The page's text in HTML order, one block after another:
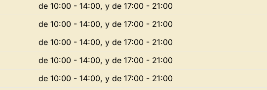
de 10:00 - 14:00, y de 17:00 - 21:00
de 10:00 - 14:00, y de 17:00 - 21:00
de 10:00 - 14:00, y de 17:00 - 21:00
de 10:00 - 14:00, y de 17:00 - 21:00
de 10:00 - 14:00, y de 17:00 - 21:00
Novedad: Tu Panel
Directorio de Arteestrena su
centro de control para gestionar
Publica y gestiona tus obras